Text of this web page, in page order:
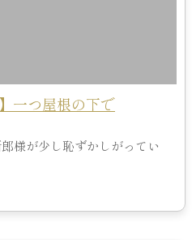
一つ屋根の下で
様が少し恥ずかしがってい